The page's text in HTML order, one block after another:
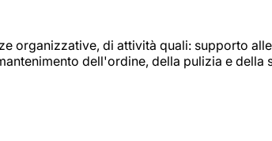
organizzative, di attività quali: supporto
dell'ordine, della pulizia e della